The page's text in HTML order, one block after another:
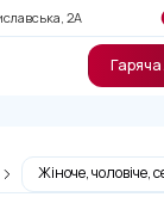
2А
Гаряча
Жіноче, чоловіче,